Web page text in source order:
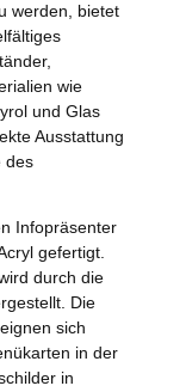
werden, bietet
wie
und Glas
Ausstattung
des
Infopräsenter
gefertigt.
durch die
Die
sich
in der
in